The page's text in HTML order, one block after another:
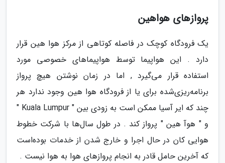
پروازهای هواهین
یک فرودگاه کوچک در فاصله کوتاهی از مرکز هوا هین قرار
دارد . این هواپیما توسط هواپیماهای خصوصی مورد
استفاده قرار می‌گیرد , اما در زمان نوشتن هیچ پرواز
برنامه‌ریزی‌شده برای یا از فرودگاه هوا هین وجود ندارد هر
چند که ایر آسیا ممکن است به زودی بین " Kuala Lumpur "
و " هوآ هین " پرواز کند . در طول سال‌ها با شرکت خطوط
هوایی کان در حال اجرا و خارج شدن از خدمات بوده‌است
که آخرین حامل قادر به انجام پروازهای هوا به هوا نیست .